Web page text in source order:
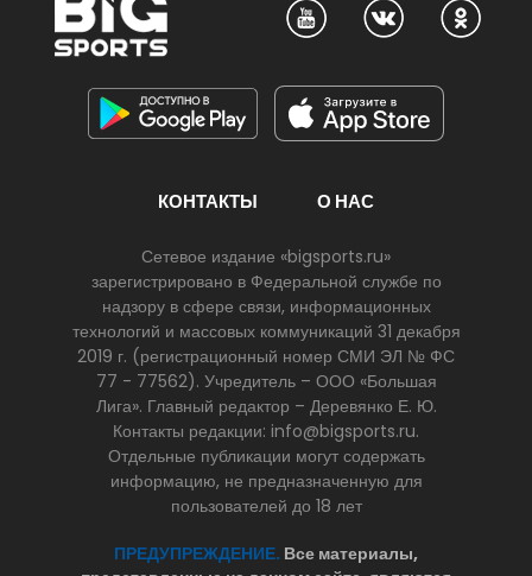
КОНТАКТЫ О НАС
Сетевое издание «bigsports.ru»
зарегистрировано в Федеральной службе по
надзору в сфере связи, информационных
технологий и массовых коммуникаций 31 декабря
2019 г. (регистрационный номер СМИ ЭЛ № ФС
77 - 77562). Учредитель – ООО «Большая
Лига». Главный редактор – Деревянко Е. Ю.
Контакты редакции: info@bigsports.ru.
Отдельные публикации могут содержать
информацию, не предназначенную для
пользователей до 18 лет
ПРЕДУПРЕЖДЕНИЕ. Все материалы,